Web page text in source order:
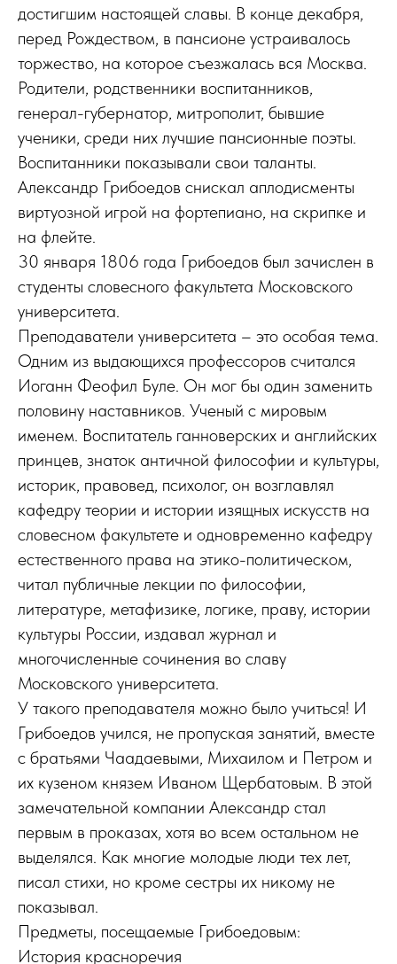
достигшим настоящей славы. В конце декабря,
перед Рождеством, в пансионе устраивалось
торжество, на которое съезжалась вся Москва.
Родители, родственники воспитанников,
генерал-губернатор, митрополит, бывшие
ученики, среди них лучшие пансионные поэты.
Воспитанники показывали свои таланты.
Александр Грибоедов снискал аплодисменты
виртуозной игрой на фортепиано, на скрипке и
на флейте.
30 января 1806 года Грибоедов был зачислен в
студенты словесного факультета Московского
университета.
Преподаватели университета – это особая тема.
Одним из выдающихся профессоров считался
Иоганн Феофил Буле. Он мог бы один заменить
половину наставников. Ученый с мировым
именем. Воспитатель ганноверских и английских
принцев, знаток античной философии и культуры,
историк, правовед, психолог, он возглавлял
кафедру теории и истории изящных искусств на
словесном факультете и одновременно кафедру
естественного права на этико-политическом,
читал публичные лекции по философии,
литературе, метафизике, логике, праву, истории
культуры России, издавал журнал и
многочисленные сочинения во славу
Московского университета.
У такого преподавателя можно было учиться! И
Грибоедов учился, не пропуская занятий, вместе
с братьями Чаадаевыми, Михаилом и Петром и
их кузеном князем Иваном Щербатовым. В этой
замечательной компании Александр стал
первым в проказах, хотя во всем остальном не
выделялся. Как многие молодые люди тех лет,
писал стихи, но кроме сестры их никому не
показывал.
Предметы, посещаемые Грибоедовым:
История красноречия